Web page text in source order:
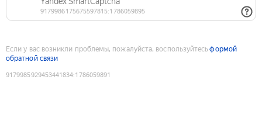
Если у вас возникли проблемы, пожалуйста, воспользуйтесьформой
обратной связи
9179985929453441834:1786059891